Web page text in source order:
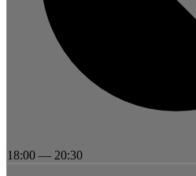
18:00 — 20:30